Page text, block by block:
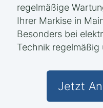
regelmäßige
Ihrer Markise in
Besonders bei
Technik
Jetzt